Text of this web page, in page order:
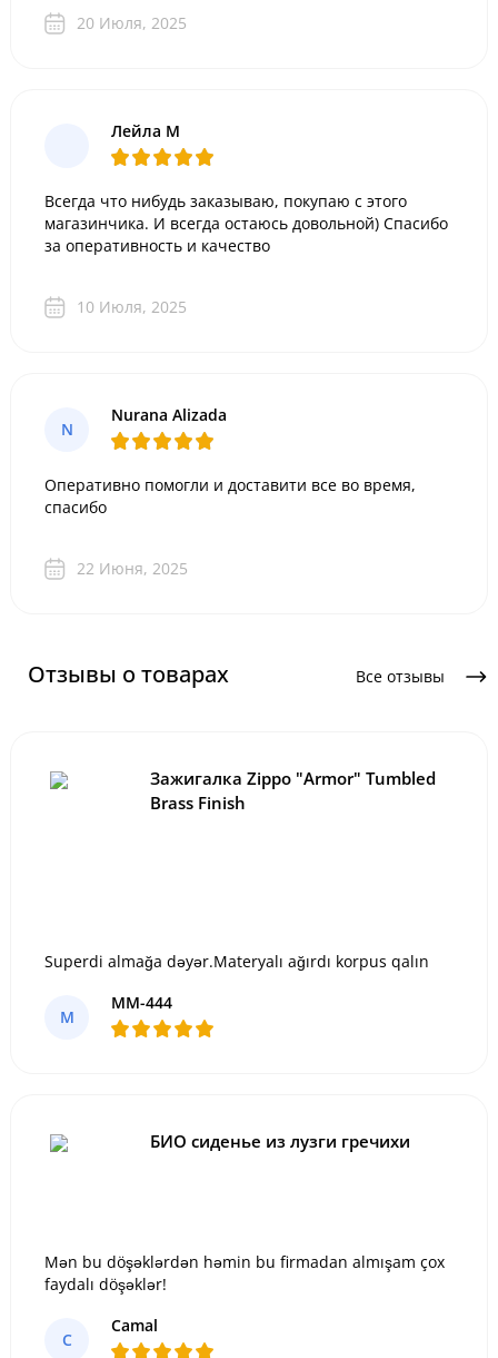
20 Июля, 2025
Лейла М
Всегда что нибудь заказываю, покупаю с этого
магазинчика. И всегда остаюсь довольной) Спасибо
за оперативность и качество
10 Июля, 2025
N
Nurana Alizada
Оперативно помогли и доставити все во время,
спасибо
22 Июня, 2025
Отзывы о товарах Все отзывы
Зажигалка Zippo "Armor" Tumbled
Brass Finish
Superdi almağa dəyər.Materyalı ağırdı korpus qalın
M
MM-444
БИО сиденье из лузги гречихи
Mən bu döşəklərdən həmin bu firmadan almışam çox
faydalı döşəklər!
C
Camal